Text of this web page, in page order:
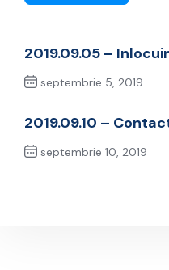
2019.09.05 –
septembrie 5, 2019
2019.09.10 –
septembrie 10, 2019